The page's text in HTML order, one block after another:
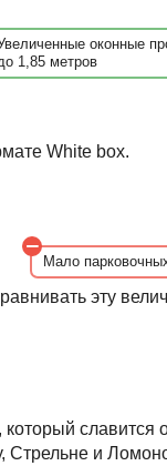
оконные
1,85 метров
White box.
Мало
эту
славится
Стрельне и